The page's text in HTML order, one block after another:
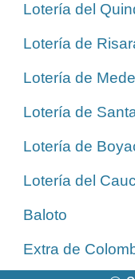
Lotería del
Lotería de
Lotería de
Lotería de
Lotería de
Lotería del
Baloto
Extra de